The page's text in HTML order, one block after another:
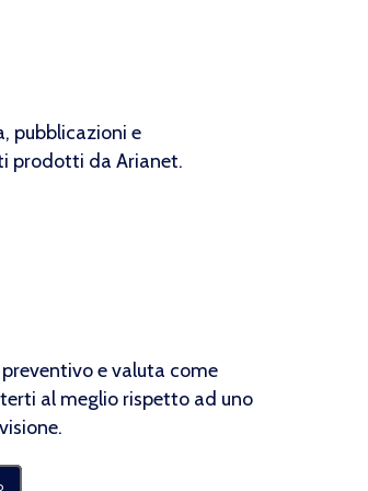
pubblicazioni e
prodotti da Arianet.
e valuta come
al meglio rispetto ad uno